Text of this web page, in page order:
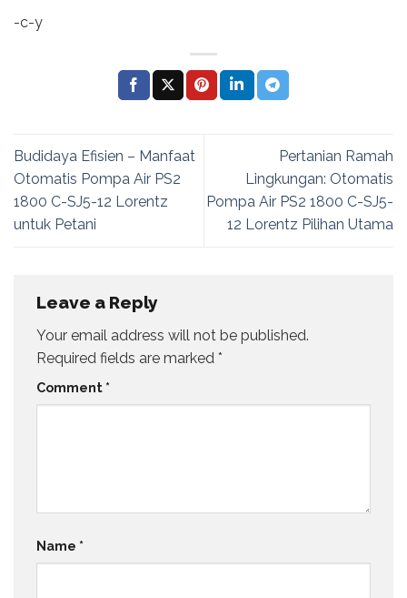
-c-y
Budidaya Efisien – Manfaat
Otomatis Pompa Air PS2
1800 C-SJ5-12 Lorentz
untuk Petani
Pertanian Ramah
Lingkungan: Otomatis
Pompa Air PS2 1800 C-SJ5-
12 Lorentz Pilihan Utama
Leave a Reply
Your email address will not be published.
Required fields are marked *
Comment *
Name *